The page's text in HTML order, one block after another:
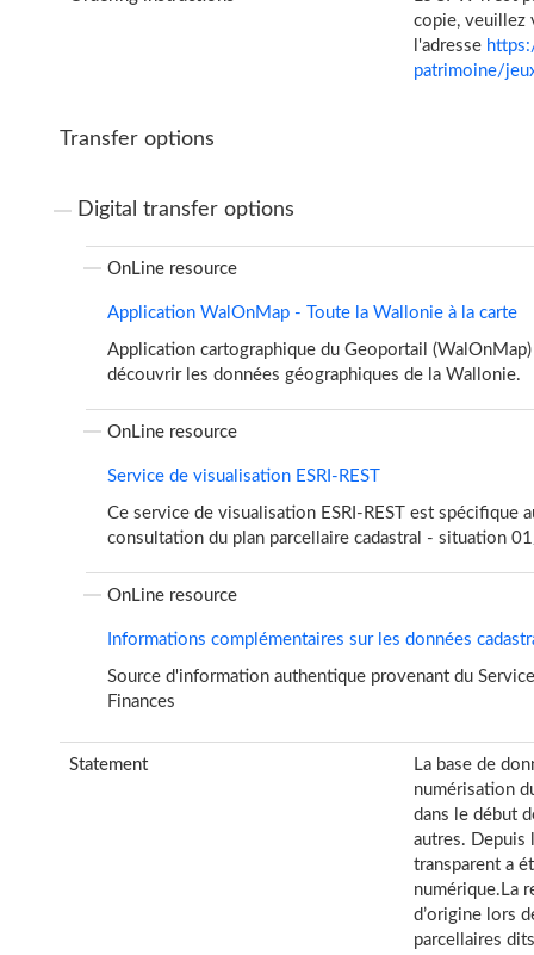
copie, veuillez
l'adresse
patrimoine/
Transfer options
Digital transfer options
OnLine resource
Application WalOnMap - Toute la Wallonie à la carte
Application cartographique du Geoportail
découvrir les données géographiques de la Wallonie.
OnLine resource
Service de visualisation ESRI-REST
Ce service de visualisation ESRI-REST est spécifique
consultation du plan parcellaire cadastral - situation
OnLine resource
Informations complémentaires sur les données
Source d'information authentique provenant du
Finances
Statement
La base de
numérisation
dans le début
autres.
transparent a
numérique.La
d’origine lors
parcellaires